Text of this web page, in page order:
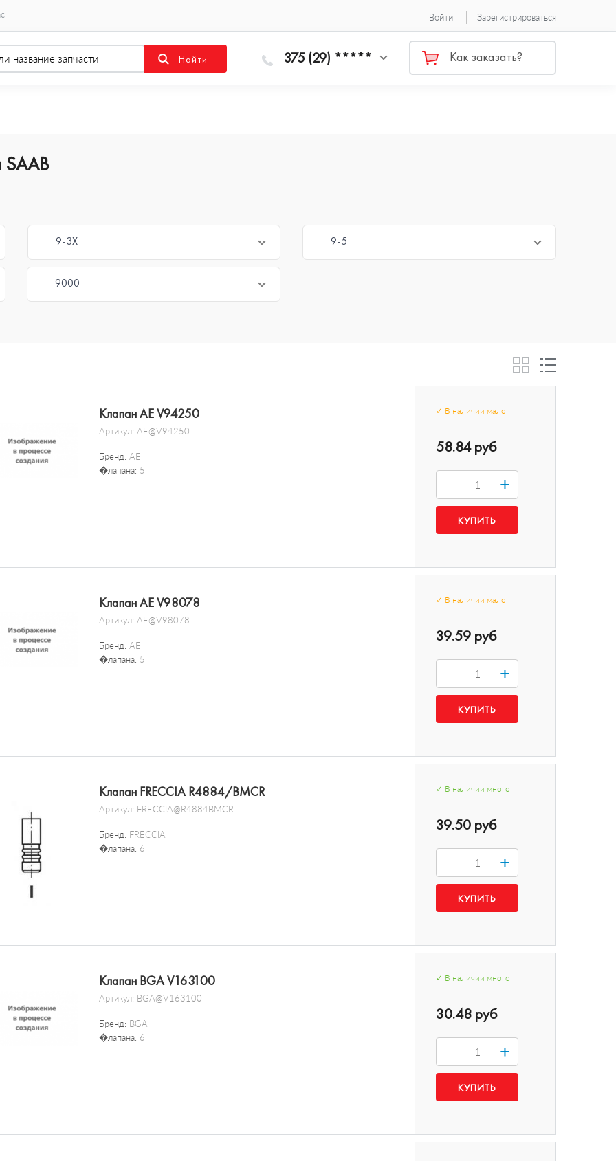
Войти Зарегистрироваться
375 (29) ***** Как заказать?
9-3X 9-5
9000
Клапан AE V94250
Артикул: AE@V94250
Бренд: AE
�лапана: 5
✓ В наличии мало
58.84 руб
+
Клапан AE V98078
Артикул: AE@V98078
Бренд: AE
�лапана: 5
✓ В наличии мало
39.59 руб
+
Клапан FRECCIA R4884/BMCR
Артикул: FRECCIA@R4884BMCR
Бренд: FRECCIA
�лапана: 6
✓ В наличии много
39.50 руб
+
Клапан BGA V163100
Артикул: BGA@V163100
Бренд: BGA
�лапана: 6
✓ В наличии много
30.48 руб
+